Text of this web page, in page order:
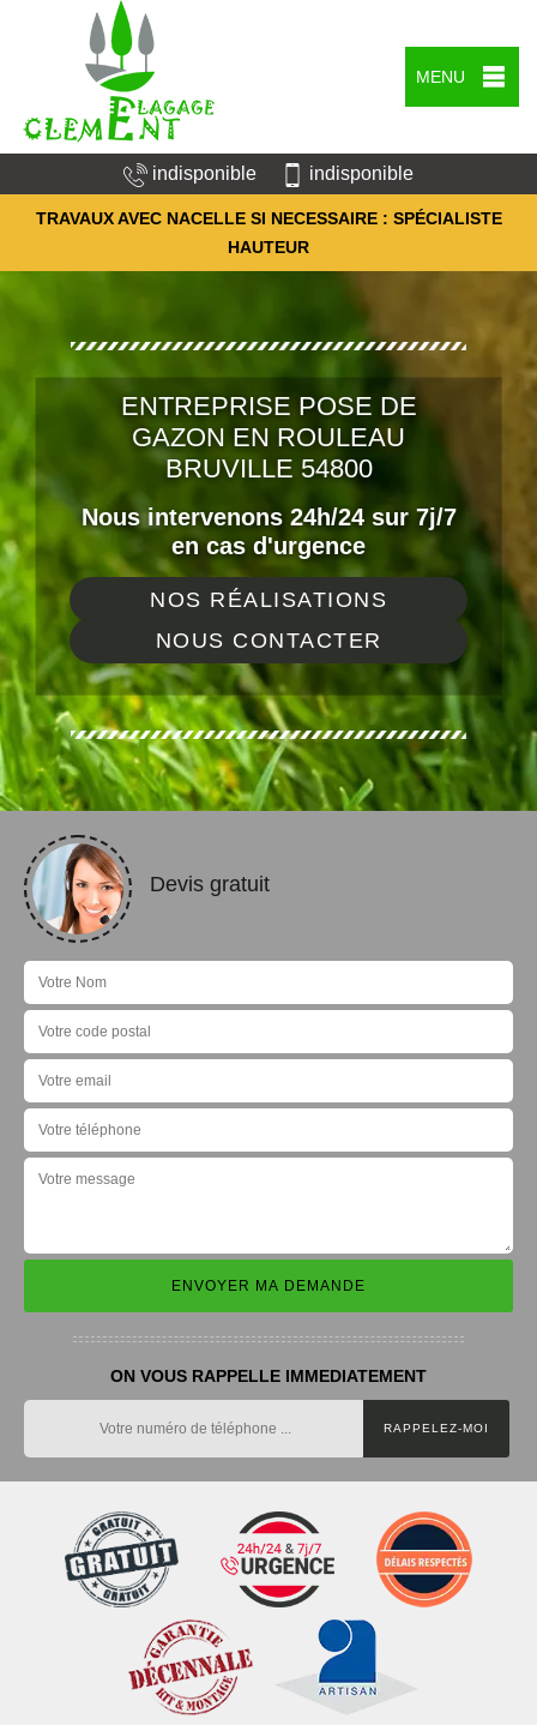
MENU
indisponible indisponible
TRAVAUX AVEC NACELLE SI NECESSAIRE : SPÉCIALISTE
HAUTEUR
ENTREPRISE POSE DE
GAZON EN ROULEAU
BRUVILLE 54800
Nous intervenons 24h/24 sur 7j/7
en cas d'urgence
NOS RÉALISATIONS
NOUS CONTACTER
Devis gratuit
ON VOUS RAPPELLE IMMEDIATEMENT